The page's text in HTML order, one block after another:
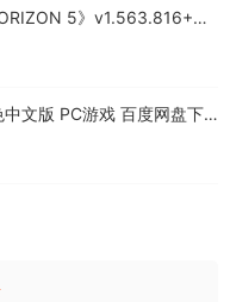
5》v1.563.816+全
文版 PC游戏 百度网盘下